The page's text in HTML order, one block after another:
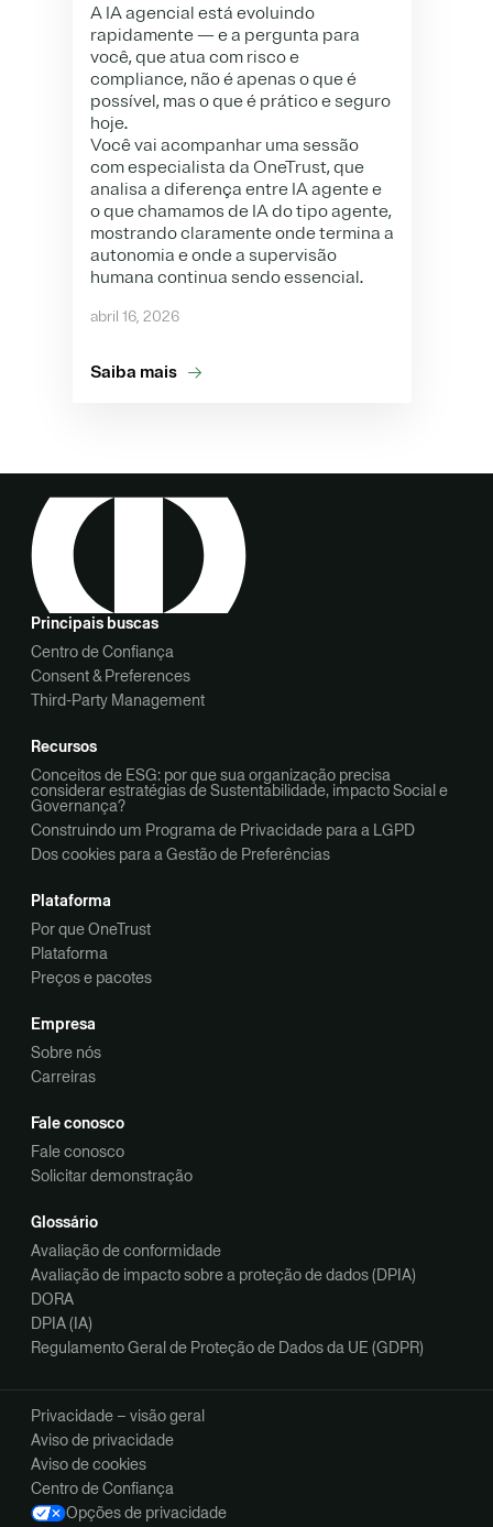
A IA agencial está evoluindo
rapidamente — e a pergunta para
você, que atua com risco e
compliance, não é apenas o que é
possível, mas o que é prático e seguro
hoje.
Você vai acompanhar uma sessão
com especialista da OneTrust, que
analisa a diferença entre IA agente e
o que chamamos de IA do tipo agente,
mostrando claramente onde termina a
autonomia e onde a supervisão
humana continua sendo essencial.
abril 16, 2026
Saiba mais
Principais buscas
Centro de Confiança
Consent & Preferences
Third-Party Management
Recursos
Conceitos de ESG: por que sua organização precisa
considerar estratégias de Sustentabilidade, impacto Social e
Governança?
Construindo um Programa de Privacidade para a LGPD
Dos cookies para a Gestão de Preferências
Plataforma
Por que OneTrust
Plataforma
Preços e pacotes
Empresa
Sobre nós
Carreiras
Fale conosco
Fale conosco
Solicitar demonstração
Glossário
Avaliação de conformidade
Avaliação de impacto sobre a proteção de dados (DPIA)
DORA
DPIA (IA)
Regulamento Geral de Proteção de Dados da UE (GDPR)
Privacidade – visão geral
Aviso de privacidade
Aviso de cookies
Centro de Confiança
Opções de privacidade